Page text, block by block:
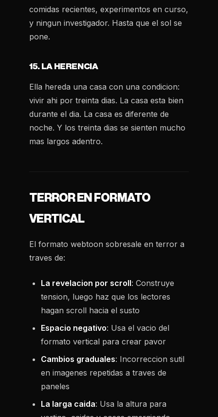
comidas recientes, experimentos en curso,
y ningun investigador. Hasta que el sol se
pone.
15. LA HERENCIA
Ella hereda una casa con una condicion:
vivir ahi por treinta dias. La casa esta bien
durante el dia. La casa es diferente de
noche. Y los treinta dias se sienten mucho
mas largos adentro.
TERROR EN FORMATO
VERTICAL
El formato webtoon sobresale en terror a
traves de:
La revelacion por scroll: Construye
tension, luego haz que los lectores
hagan scroll hacia el susto
Espacio negativo: Usa el vacio del
formato vertical para crear pavor
Cambios graduales: Incorreccion sutil
en imagenes repetidas a traves de
paneles
La larga caida: Usa la altura para